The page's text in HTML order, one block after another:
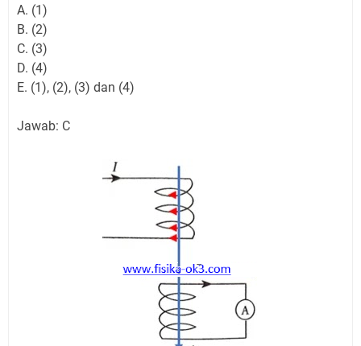
A. (1)
B. (2)
C. (3)
D. (4)
E. (1), (2), (3) dan (4)
Jawab: C